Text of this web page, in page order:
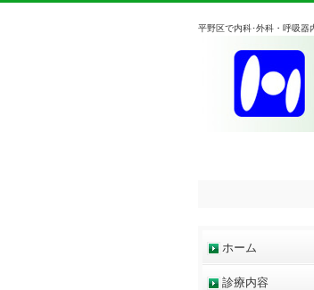
平野区で内科･外科・呼吸器
ホーム
診療内容